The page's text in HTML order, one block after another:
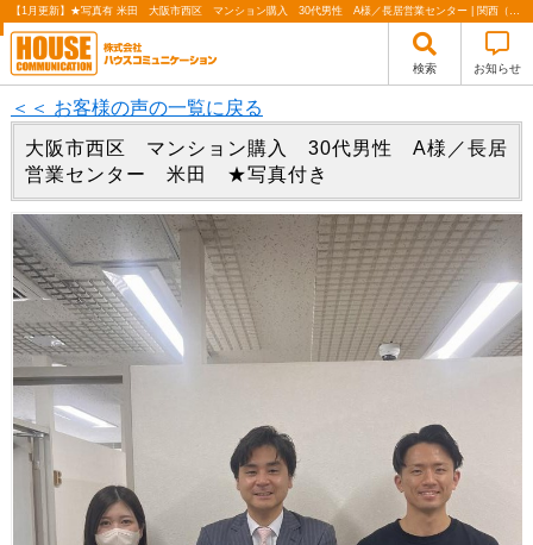
【1月更新】★写真有 米田 大阪市西区 マンション購入 30代男性 A様／長居営業センター | 関西（大阪・北摂・神戸）・関東（東京）で不動産の購入・売却、注文住宅、リノベーションの事なら株式会社ハウスコミュニケーション
検索 お知らせ
＜＜ お客様の声の一覧に戻る
大阪市西区 マンション購入 30代男性 A様／長居
営業センター 米田 ★写真付き